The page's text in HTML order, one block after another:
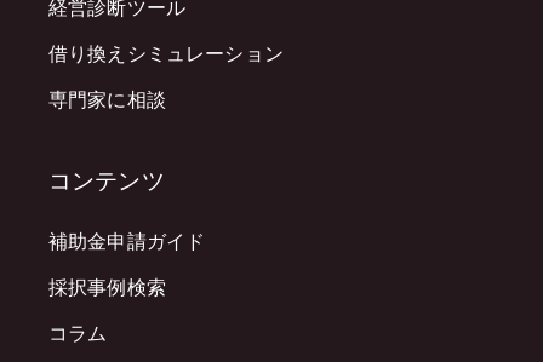
経営診断ツール
借り換えシミュレーション
専門家に相談
コンテンツ
補助金申請ガイド
採択事例検索
コラム